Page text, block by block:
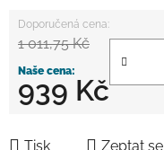
1 011,75 Kč
939 Kč
Tisk Zeptat se